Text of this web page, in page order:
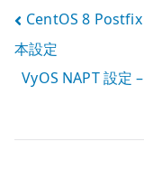
投
稿
ナ
ビ
CentOS 8
本設定
VyOS NAPT 設定